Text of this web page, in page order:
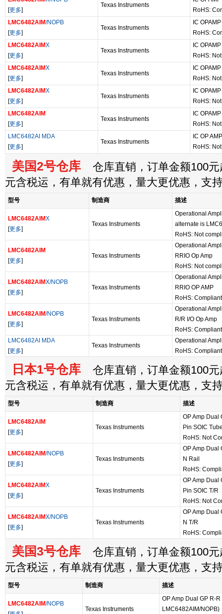
[更多]
Texas Instruments
RoHS:
LMC6482AIM/NOPB
[更多]
Texas Instruments
IC
RoHS:
LMC6482AIMX
[更多]
Texas Instruments
IC
RoHS:
LMC6482AIMX
[更多]
Texas Instruments
IC
RoHS:
LMC6482AIMX
[更多]
Texas Instruments
IC
RoHS:
LMC6482AIM
[更多]
Texas Instruments
IC
RoHS:
LMC6482AI MDA
[更多]
Texas Instruments
IC OP
RoHS:
美国2号仓库 仓库直销，订单金额100元
元含税运，有单就有优惠，量大更优惠，支
型号 制造商 描述
LMC6482AIMX
[更多]
Texas Instruments
Operational
alternate is
RoHS: Not
LMC6482AIM
[更多]
Texas Instruments
Operational
RRIO Op Amp
RoHS: Not
LMC6482AIMX/NOPB
[更多]
Texas Instruments
Operational
RRIO OP AMP
RoHS: Compliant
LMC6482AIM/NOPB
[更多]
Texas Instruments
Operational
R/R I/O Op Amp
RoHS: Compliant
LMC6482AI MDA
[更多]
Texas Instruments
Operational
RoHS: Compliant
日本1号仓库 仓库直销，订单金额100元
元含税运，有单就有优惠，量大更优惠，支
型号 制造商 描述
LMC6482AIM
[更多]
Texas Instruments
OP Amp Dual
Pin SOIC
RoHS: Not
LMC6482AIM/NOPB
[更多]
Texas Instruments
OP Amp Dual
N Rail
RoHS:
LMC6482AIMX
[更多]
Texas Instruments
OP Amp Dual
Pin SOIC T/R
RoHS: Not
LMC6482AIMX/NOPB
[更多]
Texas Instruments
OP Amp Dual
N T/R
RoHS:
美国3号仓库 仓库直销，订单金额100元
元含税运，有单就有优惠，量大更优惠，支
型号 制造商 描述
LMC6482AIM/NOPB
Texas Instruments
OP Amp Dual GP R-
LMC6482AIM/NOPB)